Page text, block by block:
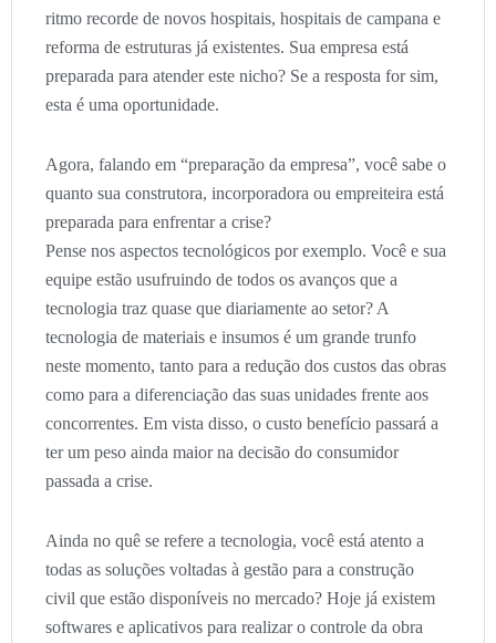
ritmo recorde de novos hospitais, hospitais de campana e
reforma de estruturas já existentes. Sua empresa está
preparada para atender este nicho? Se a resposta for sim,
esta é uma oportunidade.
Agora, falando em “preparação da empresa”, você sabe o
quanto sua construtora, incorporadora ou empreiteira está
preparada para enfrentar a crise?
Pense nos aspectos tecnológicos por exemplo. Você e sua
equipe estão usufruindo de todos os avanços que a
tecnologia traz quase que diariamente ao setor? A
tecnologia de materiais e insumos é um grande trunfo
neste momento, tanto para a redução dos custos das obras
como para a diferenciação das suas unidades frente aos
concorrentes. Em vista disso, o custo benefício passará a
ter um peso ainda maior na decisão do consumidor
passada a crise.
Ainda no quê se refere a tecnologia, você está atento a
todas as soluções voltadas à gestão para a construção
civil que estão disponíveis no mercado? Hoje já existem
softwares e aplicativos para realizar o controle da obra